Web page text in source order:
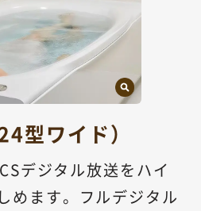
型ワイド）
デジタル放送をハイ
めます。フルデジタル